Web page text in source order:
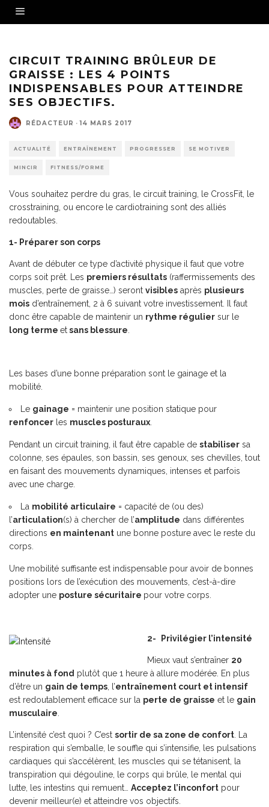
CIRCUIT TRAINING BRÛLEUR DE
GRAISSE : LES 4 POINTS
INDISPENSABLES POUR ATTEINDRE
SES OBJECTIFS.
RÉDACTEUR · 14 MARS 2017
ACTUALITÉ ENTRAÎNEMENT PROGRESSER SE MOTIVER
MINCIR FITNESS/FORME
Vous souhaitez perdre du gras, le circuit training, le CrossFit, le
crosstraining, ou encore le cardiotraining sont des alliés
redoutables.
1- Préparer son corps
Avant de débuter ce type d’activité physique il faut que votre
corps soit prêt. Les premiers résultats (raffermissements des
muscles, perte de graisse…) seront visibles après plusieurs
mois d’entraînement, 2 à 6 suivant votre investissement. Il faut
donc être capable de maintenir un rythme régulier sur le
long terme etsans blessure
Les bases d’une bonne préparation sont le gainage et la
mobilité.
Le gainage = maintenir une position statique pour
renfoncer les muscles posturaux
Pendant un circuit training, il faut être capable de stabiliser sa
colonne, ses épaules, son bassin, ses genoux, ses chevilles, tout
en faisant des mouvements dynamiques, intenses et parfois
avec une charge.
La mobilité articulaire = capacité de (ou des)
l’articulation(s) à chercher de l’amplitude dans différentes
directions en maintenant une bonne posture avec le reste du
corps.
Une mobilité suffisante est indispensable pour avoir de bonnes
positions lors de l’exécution des mouvements, c’est-à-dire
adopter une posture sécuritaire pour votre corps.
2- Privilégier l’intensité
Mieux vaut s’entraîner 20
minutes à fond plutôt que 1 heure à allure modérée. En plus
d’être un gain de temps , l’entraînement court et intensif
est redoutablement efficace sur la perte de graisse et le gain
musculaire
L’intensité c’est quoi ? C’est sortir de sa zone de confort . La
respiration qui s’emballe, le souffle qui s’intensifie, les pulsations
cardiaques qui s’accélèrent, les muscles qui se tétanisent, la
transpiration qui dégouline, le corps qui brûle, le mental qui
lutte, les intestins qui remuent… Acceptez l’inconfort pour
devenir meilleur(e) et atteindre vos objectifs.